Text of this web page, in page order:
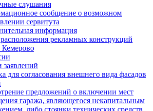
слушания
сообщение о возможном
сервитута
информация
рекламных конструкций
Кемерово
заявлений
для согласования внешнего вида фасадов
предложений о включении мест
гаража, являющегося некапитальным
либо стоянки технических средств